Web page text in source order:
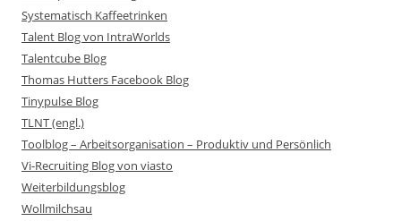
Systematisch Kaffeetrinken
Talent Blog von IntraWorlds
Talentcube Blog
Thomas Hutters Facebook Blog
Tinypulse Blog
TLNT (engl.)
Toolblog – Arbeitsorganisation – Produktiv und Persönlich
Vi-Recruiting Blog von viasto
Weiterbildungsblog
Wollmilchsau